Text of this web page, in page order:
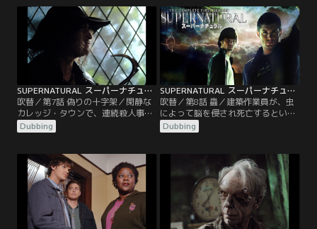
リーを呼び出してしまう。鏡などの
反射面を移動することができる血ま
みれ・メアリーを相手に、サムとデ
ィーンの死闘が始まる。
物、シェイプ・シフターの仕業であ
ることを突き止める二人だったが、
シェイプ・シフターはなんとディー
ンの姿に化け、殺人を続けようとす
るのだった。
SUPERNATURAL スーパーナチュラル シーズン1 第07話／吹替
吹替／第7話 偽りの十字架／閑静な
カレッジ・タウンで、連続殺人事件
が発生。事件の捜査を開始したサム
とディーンは、事件の犯人は鋭いフ
き続けてきた怪物フックマンである
ことを知る。そして、犠牲者が地元
の牧師の娘と繋がりがあることに気
づく二人だったが…。
Dubbing
SUPERNATURAL スーパーナチュラル シーズン1 第08話／吹替
吹替／第8話 蟲／建築作業員が、虫
によって脳を侵され死亡するという
事件が発生。事件の解明に当たるサ
ムとディーンは、町の歴史を調査
が土地開発されていることを突き止
める。土地の呪いを解き、人を死に
至らしめる虫たちを駆除する方法
を、二人は考えなければならない。
Dubbing